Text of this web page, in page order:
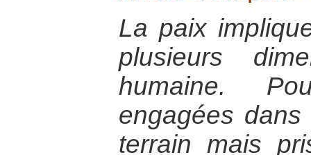
La paix
plusieurs
humaine.
engagées
terrain mais